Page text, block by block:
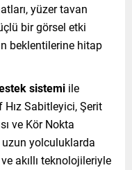
yüzer tavan
bir görsel etki
beklentilerine hitap
sistemi ile
Sabitleyici, Şerit
ve Kör Nokta
yolculuklarda
akıllı teknolojileriyle